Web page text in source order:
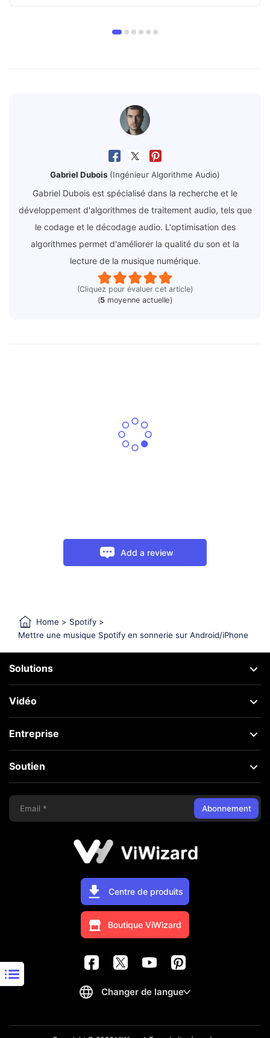
Gabriel Dubois (Ingénieur Algorithme Audio)
Gabriel Dubois est spécialisé dans la recherche et le
développement d'algorithmes de traitement audio, tels que
le codage et le décodage audio. L'optimisation des
algorithmes permet d'améliorer la qualité du son et la
lecture de la musique numérique.
(Cliquez pour évaluer cet article)
(5 moyenne actuelle)
Add a review
Home > Spotify >
Mettre une musique Spotify en sonnerie sur Android/iPhone
Centre de produits
Boutique ViWizard
Solutions
Vidéo
Entreprise
Soutien
Abonnement